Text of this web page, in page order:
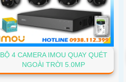
BỘ 4 CAMERA IMOU QUAY QUÉT
NGOÀI TRỜI 5.0MP